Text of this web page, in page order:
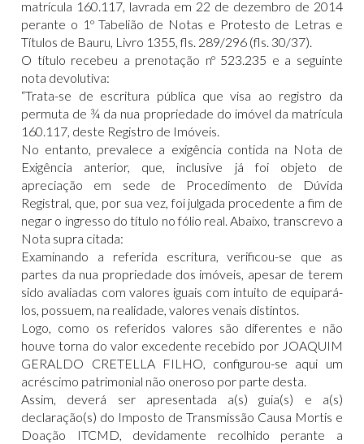
matrícula 160.117, lavrada em 22 de dezembro de 2014
perante o 1º Tabelião de Notas e Protesto de Letras e
Títulos de Bauru, Livro 1355, fls. 289/296 (fls. 30/37).
O título recebeu a prenotação nº 523.235 e a seguinte
nota devolutiva:
“Trata-se de escritura pública que visa ao registro da
permuta de ¾ da nua propriedade do imóvel da matrícula
160.117, deste Registro de Imóveis.
No entanto, prevalece a exigência contida na Nota de
Exigência anterior, que, inclusive já foi objeto de
apreciação em sede de Procedimento de Dúvida
Registral, que, por sua vez, foi julgada procedente a fim de
negar o ingresso do título no fólio real. Abaixo, transcrevo a
Nota supra citada:
Examinando a referida escritura, verificou-se que as
partes da nua propriedade dos imóveis, apesar de terem
sido avaliadas com valores iguais com intuito de equipará-
los, possuem, na realidade, valores venais distintos.
Logo, como os referidos valores são diferentes e não
houve torna do valor excedente recebido por JOAQUIM
GERALDO CRETELLA FILHO, configurou-se aqui um
acréscimo patrimonial não oneroso por parte desta.
Assim, deverá ser apresentada a(s) guia(s) e a(s)
declaração(s) do Imposto de Transmissão Causa Mortis e
Doação ITCMD, devidamente recolhido perante a